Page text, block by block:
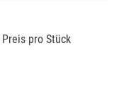
Preis pro Stück